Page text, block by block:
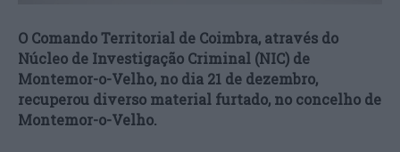
O Comando Territorial de Coimbra, através do
Núcleo de Investigação Criminal (NIC) de
Montemor-o-Velho, no dia 21 de dezembro,
recuperou diverso material furtado, no concelho de
Montemor-o-Velho.